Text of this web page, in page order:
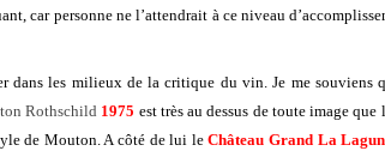
car personne ne l’attendrait à ce niveau
les milieux de la critique du vin. Je me souviens
Rothschild 1975 est très au dessus de toute image
de Mouton. A côté de lui leChâteau Grand La